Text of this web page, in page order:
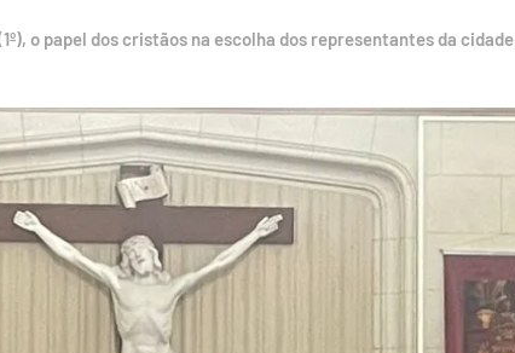
o papel dos cristãos na escolha dos representantes da cidade